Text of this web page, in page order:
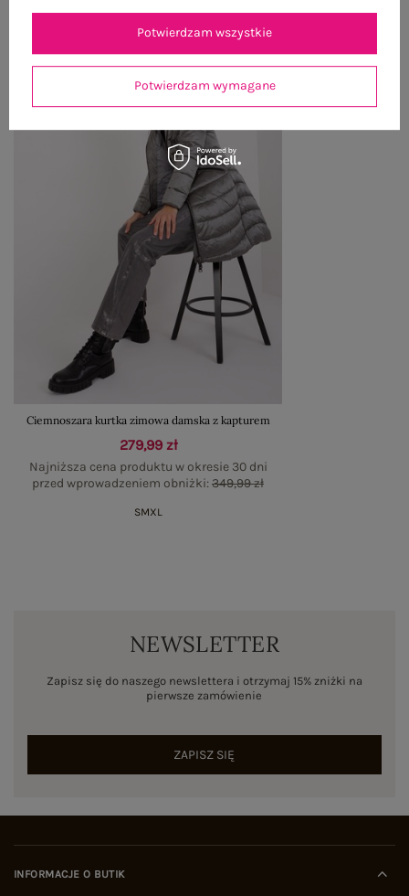
Ciemnoszara kurtka zimowa damska z kapturem
279,99 zł
Najniższa cena produktu w okresie 30 dni
przed wprowadzeniem obniżki:349,99 zł
SMXL
NEWSLETTER
Zapisz się do naszego newslettera i otrzymaj 15% zniżki na
pierwsze zamówienie
ZAPISZ SIĘ
INFORMACJE O BUTIK
Potwierdzam wymagane
Potwierdzam wszystkie